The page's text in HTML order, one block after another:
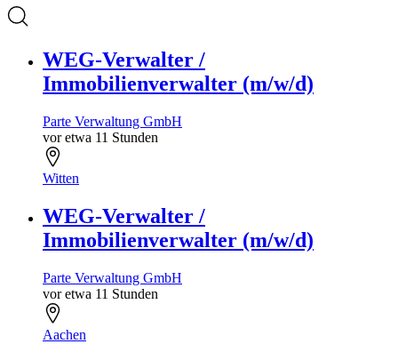
WEG-Verwalter /
Immobilienverwalter (m/w/d)
Parte Verwaltung GmbH
vor etwa 11 Stunden
Witten
WEG-Verwalter /
Immobilienverwalter (m/w/d)
Parte Verwaltung GmbH
vor etwa 11 Stunden
Aachen